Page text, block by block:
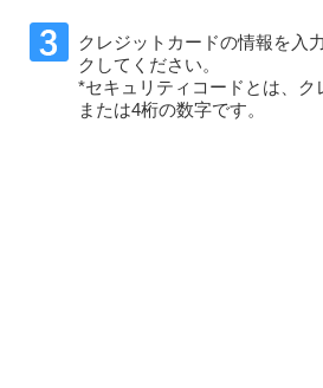
クレジットカードの情報を入
クしてください。
*セキュリティコードとは、
または4桁の数字です。